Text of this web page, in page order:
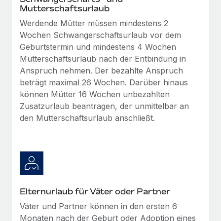
Niederlassungen
Mobilität und Relocation
Mühelose Relocation von Mitarbeiter:innen
Benefits
Mühelose Verwaltung von Benefits
globalen Content-Agentur mit Remote
Auf einen Blick Erfahre mehr über die unglaubliche
Transformation einer weltweit erfolgreichen...
Mehr erfahren
Den Blog erkunden
BLOG
Neues zu Remote-Produkten: Integration mit
Gusto und Zero und Contractor Management
Plus
Auch im neuen Jahr wollen wir bei Remote Unternehmen
aller Größen dabei unterstützen, die beste...
Wie Phiture 55 Mitarbeiter:innen in 19 Ländern
Phiture ist der unumstrittene Marktführer im Bereich der
Wachstumsberatung für mobile Apps. Das...
Mutterschaftsurlaub
Werdende Mütter müssen mindestens 2
Wochen Schwangerschaftsurlaub vor dem
Geburtstermin und mindestens 4 Wochen
Mutterschaftsurlaub nach der Entbindung in
Anspruch nehmen. Der bezahlte Anspruch
beträgt maximal 26 Wochen. Darüber hinaus
können Mütter 16 Wochen unbezahlten
Zusatzurlaub beantragen, der unmittelbar an
den Mutterschaftsurlaub anschließt.
Elternurlaub für Väter oder Partner
Väter und Partner können in den ersten 6
Monaten nach der Geburt oder Adoption eines